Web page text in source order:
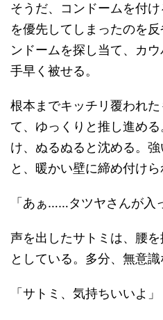
そうだ、コンドームを付
を優先してしまったのを
ンドームを探し当て、カ
手早く被せる。
根本までキッチリ覆われ
て、ゆっくりと推し進め
け、ぬるぬると沈める。
と、暖かい壁に締め付けら
「あぁ……タツヤさんが入
声を出したサトミは、腰
としている。多分、無意識
「サトミ、気持ちいいよ」